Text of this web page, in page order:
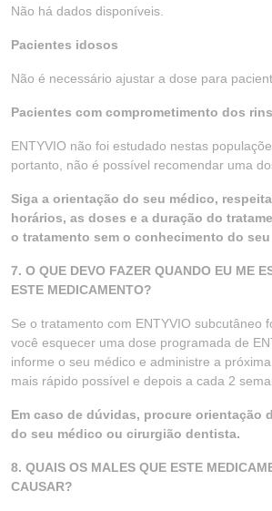
Não há dados disponíveis.
Pacientes idosos
Não é necessário ajustar a dose para
Pacientes com comprometimento dos
ENTYVIO não foi estudado nestas
portanto, não é possível recomendar uma
Siga a orientação do seu médico,
horários, as doses e a duração do
o tratamento sem o conhecimento do
7. O QUE DEVO FAZER QUANDO EU ME
ESTE MEDICAMENTO?
Se o tratamento com ENTYVIO subcutâneo
você esquecer uma dose programada de
informe o seu médico e administre a
mais rápido possível e depois a cada 2
Em caso de dúvidas, procure orientação
do seu médico ou cirurgião dentista.
8. QUAIS OS MALES QUE ESTE
CAUSAR?